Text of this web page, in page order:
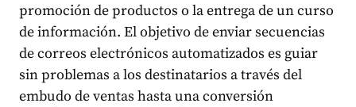
promoción de productos o la entrega de un curso
de información. El objetivo de enviar secuencias
de correos electrónicos automatizados es guiar
sin problemas a los destinatarios a través del
embudo de ventas hasta una conversión